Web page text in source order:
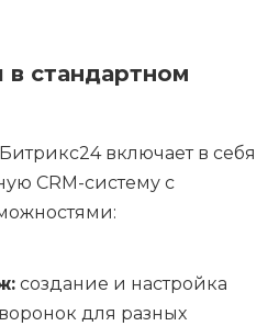
стандартном
включает в себя
CRM-систему с
создание и настройка
для разных